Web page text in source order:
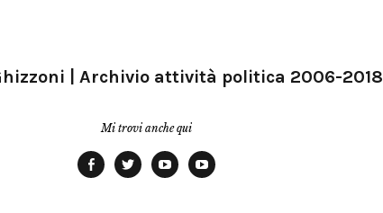
| Archivio attività politica 2006-2018
Mi trovi anche qui